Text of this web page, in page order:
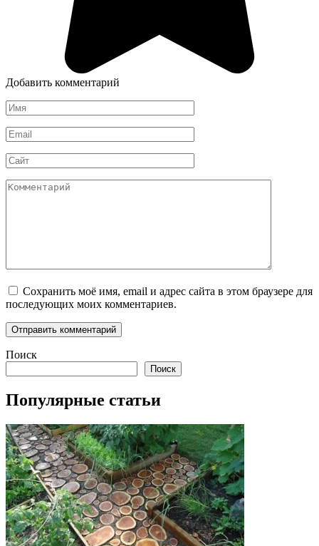
Добавить комментарий
Имя
*
Email
*
Сайт
Комментарий
Сохранить моё имя, email и адрес сайта в этом браузере для
последующих моих комментариев.
Поиск
Поиск
Популярные статьи